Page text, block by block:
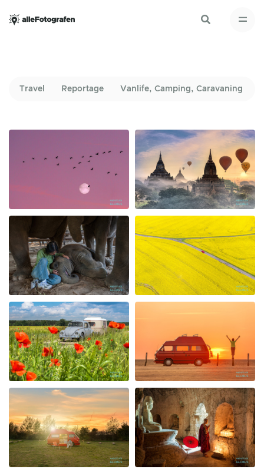
Travel Reportage Vanlife, Camping, Caravaning